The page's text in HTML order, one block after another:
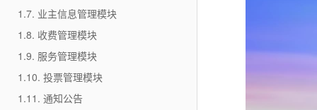
1.7. 业主信息管理模块
1.8. 收费管理模块
1.9. 服务管理模块
1.10. 投票管理模块
1.11. 通知公告